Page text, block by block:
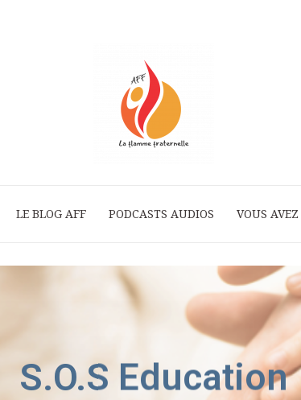
La
Flamme
LE BLOG AFF PODCASTS AUDIOS VOUS
S.O.S Education